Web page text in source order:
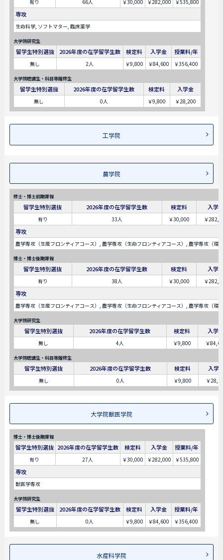
有り 66人 ￥30,000 ￥282,000 ￥535,800
専攻
生命科学, ソフトマター, 臨床薬学
大学院研究生
留学生特別選抜 2026年度の在学留学生数 検定料 入学金 授業料/年
無し 2人 ￥9,800 ￥84,600 ￥356,400
大学院聴講生・科目等履修生
留学生特別選抜 2026年度の在学留学生数 検定料 入学金
無し 0人 ￥9,800 ￥28,200
工学院
農学院
修士・博士前期課程
留学生特別選抜 2026年度の在学留学生数 検定料 入学
有り 33人 ￥30,000 ￥
専攻
農学専攻（生産フロンティアコース）, 農学専攻（生命フロンティアコース）, 農学専攻（環
博士・博士後期課程
留学生特別選抜 2026年度の在学留学生数 検定料 入学
有り 38人 ￥30,000 ￥
専攻
農学専攻（生産フロンティアコース）, 農学専攻（生命フロンティアコース）, 農学専攻（環
大学院研究生
留学生特別選抜 2026年度の在学留学生数 検定料 入学
無し 4人 ￥9,800 ￥
大学院聴講生・科目等履修生
留学生特別選抜 2026年度の在学留学生数 検定料 入学
無し 0人 ￥9,800 ￥
大学院獣医学院
博士・博士後期課程
留学生特別選抜 2026年度の在学留学生数 検定料 入学金 授業料/年
有り 27人 ￥30,000 ￥282,000 ￥535,800
専攻
獣医学専攻
大学院研究生
留学生特別選抜 2026年度の在学留学生数 検定料 入学金 授業料/年
無し 0人 ￥9,800 ￥84,600 ￥356,400
水産科学院